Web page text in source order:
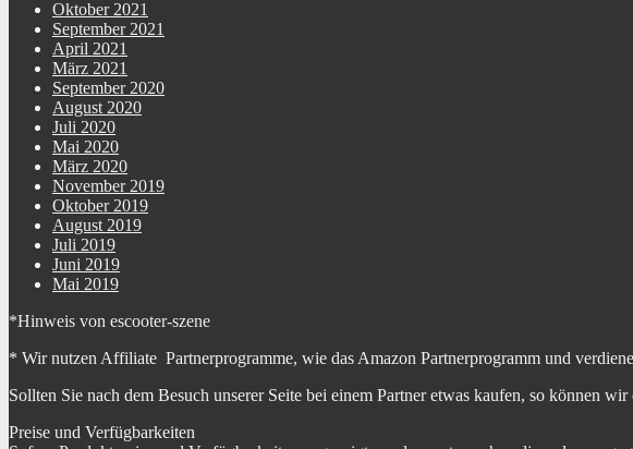
Oktober 2021
September 2021
April 2021
März 2021
September 2020
August 2020
Juli 2020
Mai 2020
März 2020
November 2019
Oktober 2019
August 2019
Juli 2019
Juni 2019
Mai 2019
*Hinweis von escooter-szene
* Wir nutzen Affiliate Partnerprogramme, wie das Amazon Partnerprogramm und
Sollten Sie nach dem Besuch unserer Seite bei einem Partner etwas kaufen, so können
Preise und Verfügbarkeiten